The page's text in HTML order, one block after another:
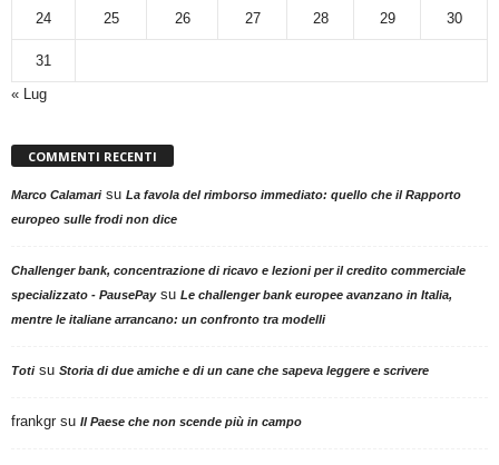
24 25 26 27 28 29 30
31
« Lug
COMMENTI RECENTI
Marco Calamarisu La favola del rimborso immediato: quello che il Rapporto
europeo sulle frodi non dice
Challenger bank, concentrazione di ricavo e lezioni per il credito commerciale
specializzato - PausePaysu Le challenger bank europee avanzano in Italia,
mentre le italiane arrancano: un confronto tra modelli
Totisu Storia di due amiche e di un cane che sapeva leggere e scrivere
frankgr su Il Paese che non scende più in campo